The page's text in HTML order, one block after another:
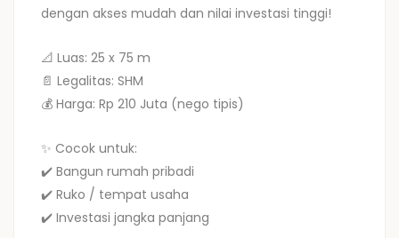
dengan akses mudah dan nilai investasi tinggi!
📐 Luas: 25 x 75 m
📄 Legalitas: SHM
💰 Harga: Rp 210 Juta (nego tipis)
✨ Cocok untuk:
✔️ Bangun rumah pribadi
✔️ Ruko / tempat usaha
✔️ Investasi jangka panjang